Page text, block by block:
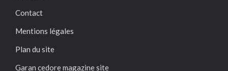
Contact
Mentions légales
Plan du site
Garan cedore magazine site